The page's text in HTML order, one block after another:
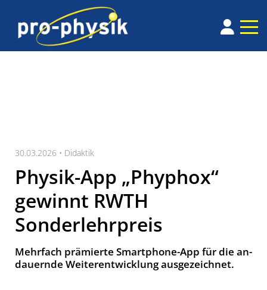
30.03.2026 • Didaktik
Physik-App „Phyphox“
gewinnt RWTH
Sonderlehrpreis
Mehr­fach prä­mier­te Smart­phone-App für die an­
dau­ern­de Wei­ter­ent­wick­lung aus­ge­zeich­net.